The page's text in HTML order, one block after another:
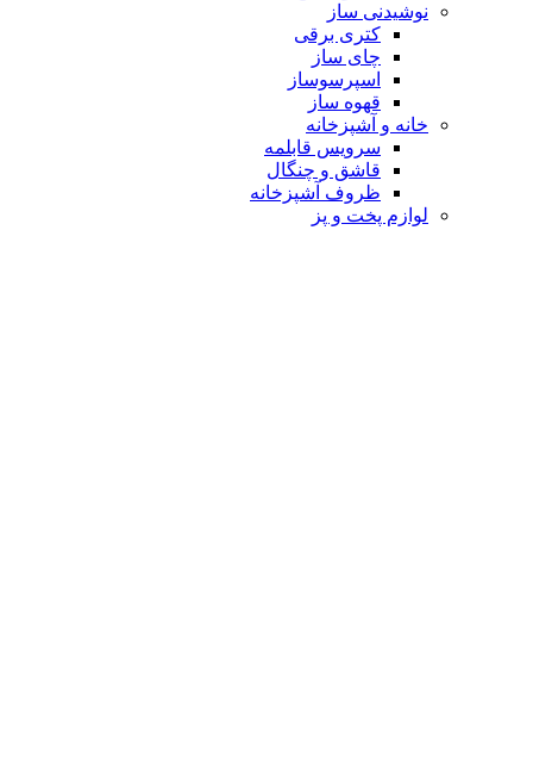
نوشیدنی ساز
کتری برقی
چای ساز
اسپرسوساز
قهوه ساز
خانه و آشپزخانه
سرویس قابلمه
قاشق و چنگال
ظروف آشپزخانه
لوازم پخت و پز